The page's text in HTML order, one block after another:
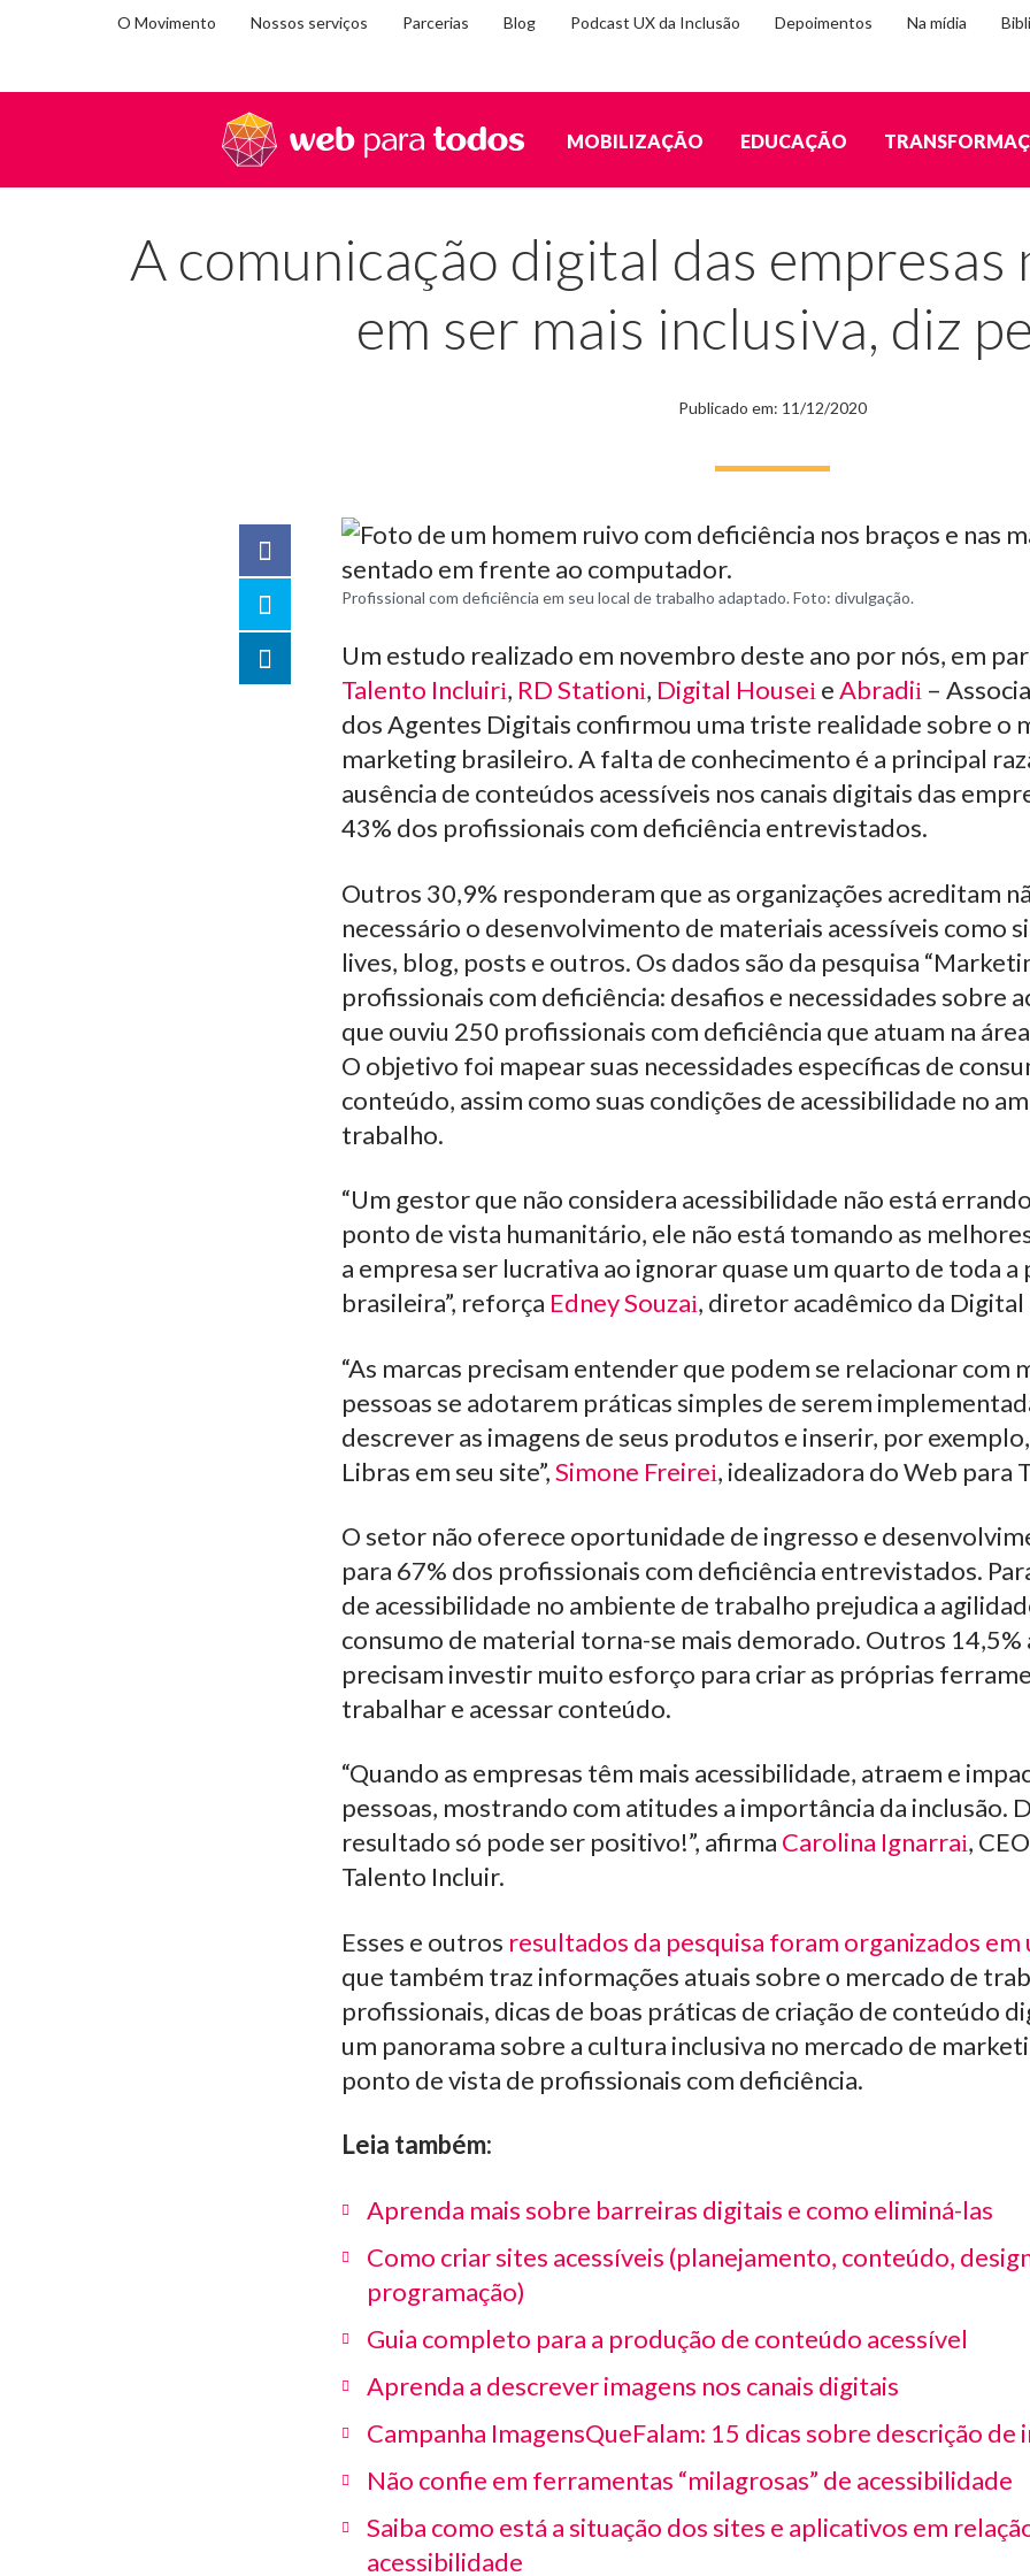
O Movimento Nossos serviços Parcerias Blog Podcast UX da Inclusão Depoimentos Na mídia
MOBILIZAÇÃO EDUCAÇÃO
A comunicação digital das empresas não se preocupa em ser mais inclusiva, diz pesquisa
A comunicação digital das empresas
em ser mais inclusiva, diz
Publicado em: 11/12/2020
Facebook
Twitter
LinkedIn
compartilhar
Profissional com deficiência em seu local de trabalho adaptado. Foto: divulgação.
Um estudo realizado em novembro deste ano por nós, em
Talento Incluir , RD Station , Digital House eAbradi –
dos Agentes Digitais confirmou uma triste realidade sobre o
marketing brasileiro. A falta de conhecimento é a principal
ausência de conteúdos acessíveis nos canais digitais das
43% dos profissionais com deficiência entrevistados.
Outros 30,9% responderam que as organizações acreditam
necessário o desenvolvimento de materiais acessíveis como
lives, blog, posts e outros. Os dados são da pesquisa
profissionais com deficiência: desafios e necessidades sobre
que ouviu 250 profissionais com deficiência que atuam na
O objetivo foi mapear suas necessidades específicas de
conteúdo, assim como suas condições de acessibilidade no
trabalho.
“Um gestor que não considera acessibilidade não está
ponto de vista humanitário, ele não está tomando as
a empresa ser lucrativa ao ignorar quase um quarto de toda a
brasileira”, reforça Edney Souza , diretor acadêmico da Digital
“As marcas precisam entender que podem se relacionar com
pessoas se adotarem práticas simples de serem
descrever as imagens de seus produtos e inserir, por
Libras em seu site”,Simone Freire , idealizadora do Web para
O setor não oferece oportunidade de ingresso e
para 67% dos profissionais com deficiência entrevistados.
de acessibilidade no ambiente de trabalho prejudica a
consumo de material torna-se mais demorado. Outros 14,5%
precisam investir muito esforço para criar as próprias
trabalhar e acessar conteúdo.
“Quando as empresas têm mais acessibilidade, atraem e
pessoas, mostrando com atitudes a importância da inclusão.
resultado só pode ser positivo!”, afirma Carolina Ignarra ,
Talento Incluir.
Esses e outros resultados da pesquisa foram organizados em
que também traz informações atuais sobre o mercado de
profissionais, dicas de boas práticas de criação de conteúdo
um panorama sobre a cultura inclusiva no mercado de
ponto de vista de profissionais com deficiência.
Leia também:
Aprenda mais sobre barreiras digitais e como eliminá-las
Como criar sites acessíveis (planejamento, conteúdo,
programação)
Guia completo para a produção de conteúdo acessível
Aprenda a descrever imagens nos canais digitais
Campanha ImagensQueFalam: 15 dicas sobre descrição de
Não confie em ferramentas “milagrosas” de acessibilidade
Saiba como está a situação dos sites e aplicativos em
acessibilidade